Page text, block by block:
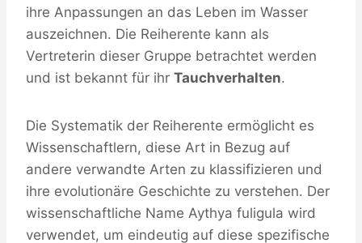
ihre Anpassungen an das Leben im Wasser
auszeichnen. Die Reiherente kann als
Vertreterin dieser Gruppe betrachtet werden
und ist bekannt für ihr Tauchverhalten.
Die Systematik der Reiherente ermöglicht es
Wissenschaftlern, diese Art in Bezug auf
andere verwandte Arten zu klassifizieren und
ihre evolutionäre Geschichte zu verstehen. Der
wissenschaftliche Name Aythya fuligula wird
verwendet, um eindeutig auf diese spezifische